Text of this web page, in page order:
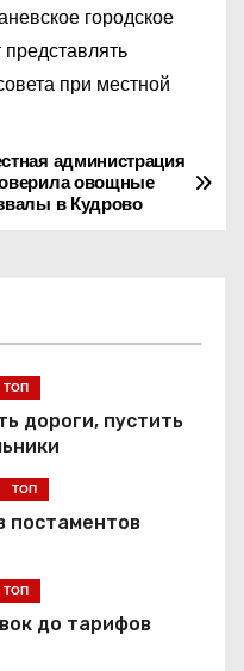
городское
при местной
администрация
овощные
в Кудрово
ТОП
дороги, пустить
ТОП
постаментов
ТОП
до тарифов